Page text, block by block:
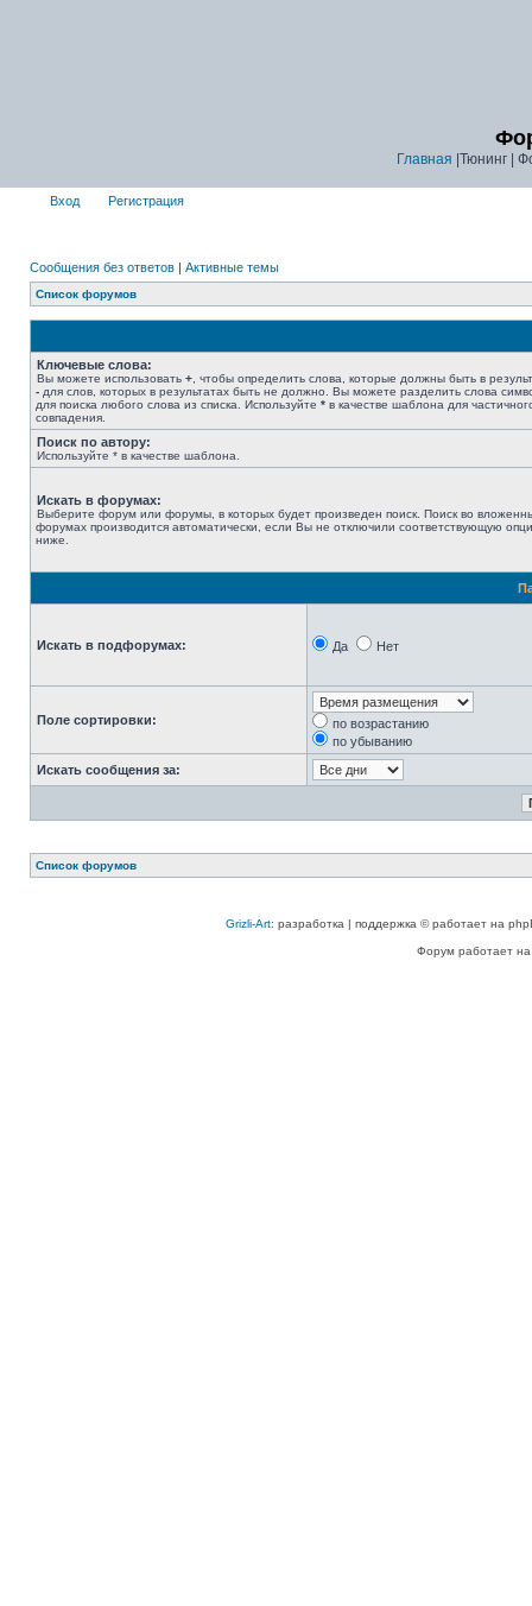
Главная |Тюнинг |
Вход Регистрация
Сообщения без ответов | Активные темы
Список форумов
Ключевые слова:
Вы можете использовать + , чтобы определить слова, которые должны быть в
- для слов, которых в результатах быть не должно. Вы можете разделить слова
для поиска любого слова из списка. Используйте * в качестве шаблона для
совпадения.
Поиск по автору:
Используйте * в качестве шаблона.
Искать в форумах:
Выберите форум или форумы, в которых будет произведен поиск. Поиск во
форумах производится автоматически, если Вы не отключили соответствующую
ниже.
Искать в подфорумах: Да Нет
Поле сортировки:
по возрастанию
по убыванию
Искать сообщения за:
Список форумов
Grizli-Art: разработка | поддержка © работает на
Форум работает